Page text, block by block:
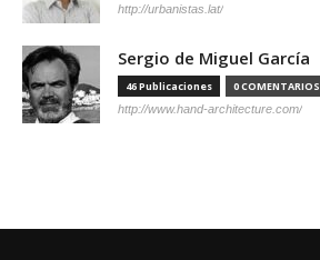
http://urbanistas.lat/
Sergio de Miguel García
46 Publicaciones 0 COMENTARIOS
http://www.hand-architecture.com/